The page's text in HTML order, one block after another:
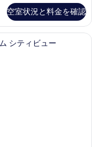
空室状況と料金を確認
ック ダブルまたはツインルー
シティビュー